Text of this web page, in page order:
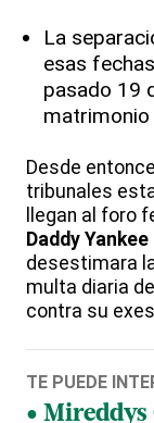
La
esas
pasado 19
matrimonio
Desde
tribunales
llegan al foro
Daddy Yankee
desestimara
multa diaria
contra su
TE PUEDE
Mireddys